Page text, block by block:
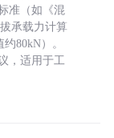
准（如《混
承载力计算
80kN）。
，适用于工